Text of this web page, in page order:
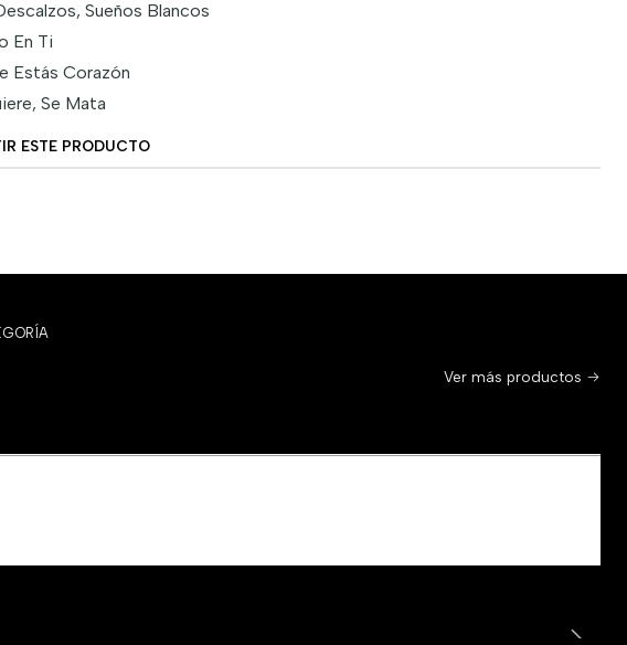
Sueños Blancos
En Ti
Estás Corazón
Se Mata
ESTE PRODUCTO
Ver más productos